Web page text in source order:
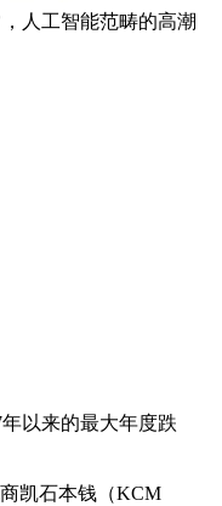
人工智能范畴的高潮
年以来的最大年度跌
凯石本钱（KCM